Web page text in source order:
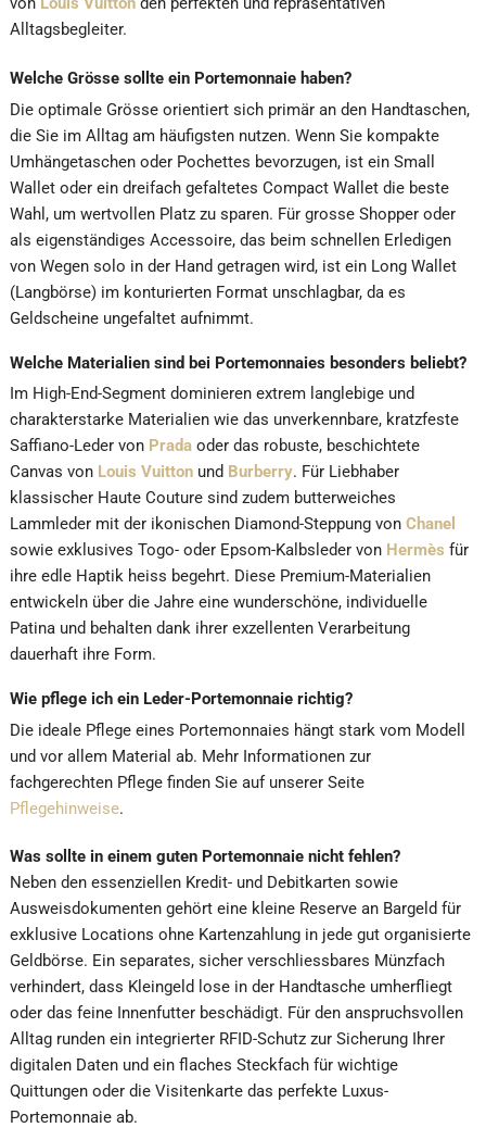
Alltagsbegleiter.
Welche Grösse sollte ein Portemonnaie haben?
Die optimale Grösse orientiert sich primär an den Handtaschen,
die Sie im Alltag am häufigsten nutzen. Wenn Sie kompakte
Umhängetaschen oder Pochettes bevorzugen, ist ein Small
Wallet oder ein dreifach gefaltetes Compact Wallet die beste
Wahl, um wertvollen Platz zu sparen. Für grosse Shopper oder
als eigenständiges Accessoire, das beim schnellen Erledigen
von Wegen solo in der Hand getragen wird, ist ein Long Wallet
(Langbörse) im konturierten Format unschlagbar, da es
Geldscheine ungefaltet aufnimmt.
Welche Materialien sind bei Portemonnaies besonders beliebt?
Im High-End-Segment dominieren extrem langlebige und
charakterstarke Materialien wie das unverkennbare, kratzfeste
Saffiano-Leder von Prada oder das robuste, beschichtete
Canvas von Louis Vuitton und Burberry. Für Liebhaber
klassischer Haute Couture sind zudem butterweiches
Lammleder mit der ikonischen Diamond-Steppung von Chanel
sowie exklusives Togo- oder Epsom-Kalbsleder von Hermès für
ihre edle Haptik heiss begehrt. Diese Premium-Materialien
entwickeln über die Jahre eine wunderschöne, individuelle
Patina und behalten dank ihrer exzellenten Verarbeitung
dauerhaft ihre Form.
Wie pflege ich ein Leder-Portemonnaie richtig?
Die ideale Pflege eines Portemonnaies hängt stark vom Modell
und vor allem Material ab. Mehr Informationen zur
fachgerechten Pflege finden Sie auf unserer Seite
Pflegehinweise.
Was sollte in einem guten Portemonnaie nicht fehlen?
Neben den essenziellen Kredit- und Debitkarten sowie
Ausweisdokumenten gehört eine kleine Reserve an Bargeld für
exklusive Locations ohne Kartenzahlung in jede gut organisierte
Geldbörse. Ein separates, sicher verschliessbares Münzfach
verhindert, dass Kleingeld lose in der Handtasche umherfliegt
oder das feine Innenfutter beschädigt. Für den anspruchsvollen
Alltag runden ein integrierter RFID-Schutz zur Sicherung Ihrer
digitalen Daten und ein flaches Steckfach für wichtige
Quittungen oder die Visitenkarte das perfekte Luxus-
Portemonnaie ab.